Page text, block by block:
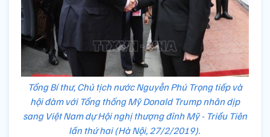
Tổng Bí thư, Chủ tịch nước Nguyễn Phú Trọng tiếp và
hội đàm với Tổng thống Mỹ Donald Trump nhân dịp
sang Việt Nam dự Hội nghị thượng đỉnh Mỹ - Triều Tiên
lần thứ hai (Hà Nội, 27/2/2019).